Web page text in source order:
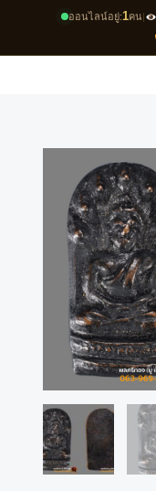
ออนไลน์อยู่:1คน|
content